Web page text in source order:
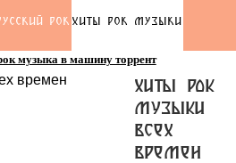
РОК ХИТЫ РОК МУЗЫКИ
музыка в машину торрент
хиты рок
музыки
всех
времен